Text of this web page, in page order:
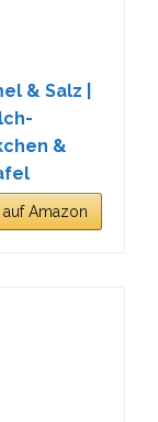
& Salz |
&
auf Amazon